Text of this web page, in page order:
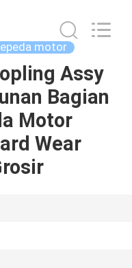
motor
Assy
Bagian
Motor
Wear